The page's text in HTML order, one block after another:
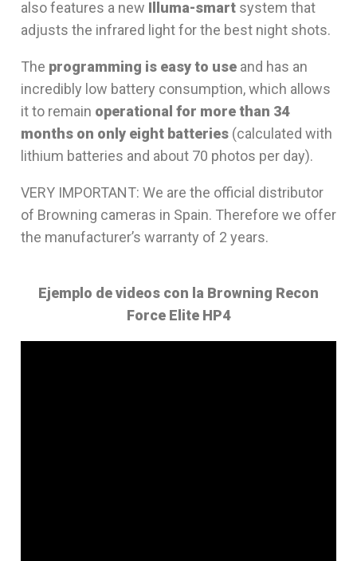
also features a new Illuma-smart system that
adjusts the infrared light for the best night shots.
The programming is easy to use and has an
incredibly low battery consumption, which allows
it to remain operational for more than 34
months on only eight batteries (calculated with
lithium batteries and about 70 photos per day).
VERY IMPORTANT: We are the official distributor
of Browning cameras in Spain. Therefore we offer
the manufacturer’s warranty of 2 years.
Ejemplo de videos con la Browning Recon
Force Elite HP4